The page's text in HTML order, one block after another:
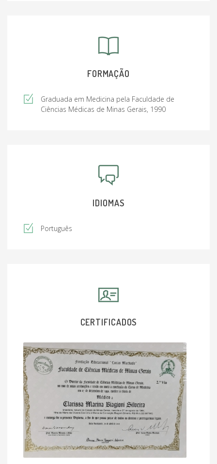
FORMAÇÃO
Graduada em Medicina pela Faculdade de
Ciências Médicas de Minas Gerais, 1990
IDIOMAS
Português
CERTIFICADOS